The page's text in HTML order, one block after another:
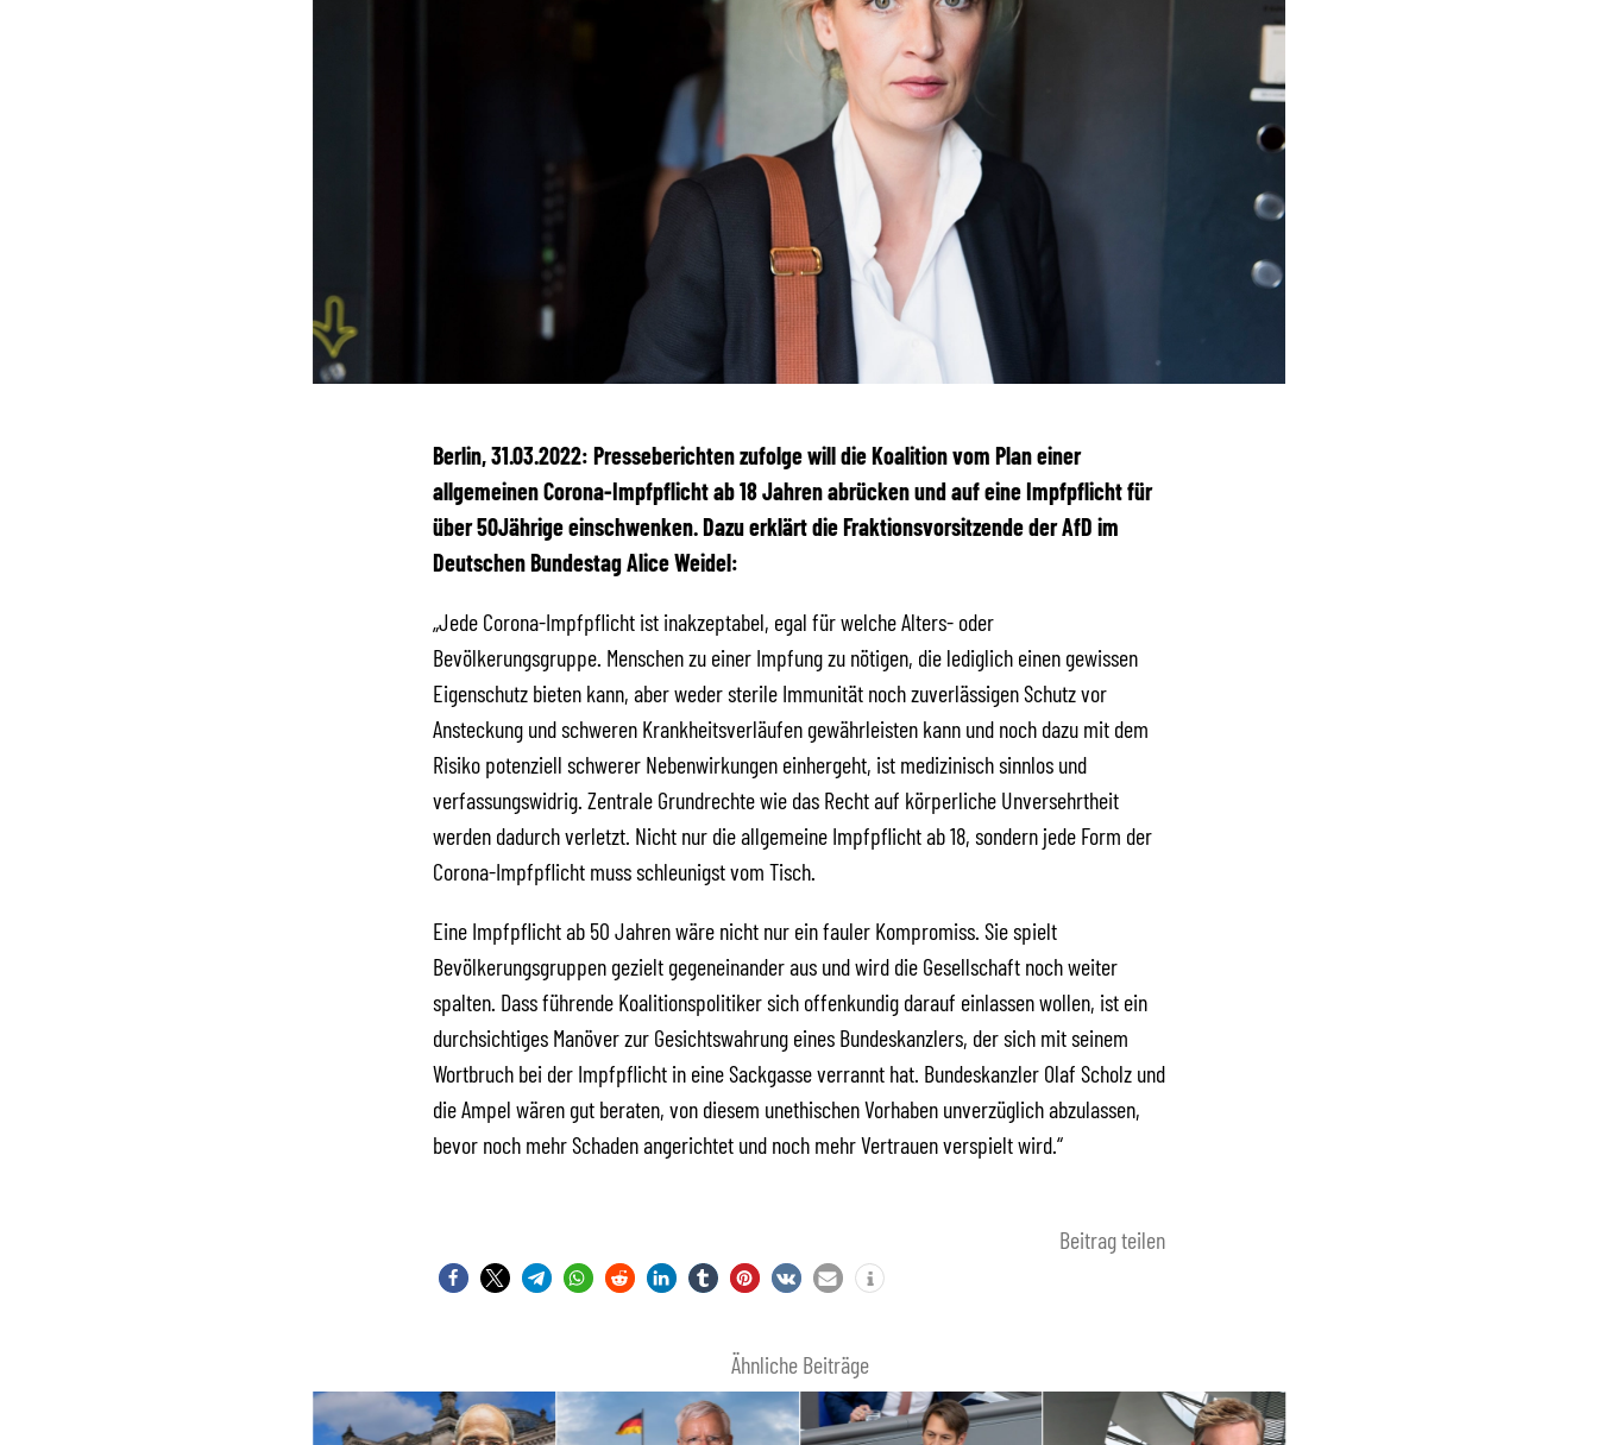
Berlin, 31.03.2022: Presseberichten zufolge will die Koalition vom Plan einer
allgemeinen Corona-Impfpflicht ab 18 Jahren abrücken und auf eine Impfpflicht für
über 50Jährige einschwenken. Dazu erklärt die Fraktionsvorsitzende der AfD im
Deutschen Bundestag Alice Weidel:
„Jede Corona-Impfpflicht ist inakzeptabel, egal für welche Alters- oder
Bevölkerungsgruppe. Menschen zu einer Impfung zu nötigen, die lediglich einen gewissen
Eigenschutz bieten kann, aber weder sterile Immunität noch zuverlässigen Schutz vor
Ansteckung und schweren Krankheitsverläufen gewährleisten kann und noch dazu mit dem
Risiko potenziell schwerer Nebenwirkungen einhergeht, ist medizinisch sinnlos und
verfassungswidrig. Zentrale Grundrechte wie das Recht auf körperliche Unversehrtheit
werden dadurch verletzt. Nicht nur die allgemeine Impfpflicht ab 18, sondern jede Form der
Corona-Impfpflicht muss schleunigst vom Tisch.
Eine Impfpflicht ab 50 Jahren wäre nicht nur ein fauler Kompromiss. Sie spielt
Bevölkerungsgruppen gezielt gegeneinander aus und wird die Gesellschaft noch weiter
spalten. Dass führende Koalitionspolitiker sich offenkundig darauf einlassen wollen, ist ein
durchsichtiges Manöver zur Gesichtswahrung eines Bundeskanzlers, der sich mit seinem
Wortbruch bei der Impfpflicht in eine Sackgasse verrannt hat. Bundeskanzler Olaf Scholz und
die Ampel wären gut beraten, von diesem unethischen Vorhaben unverzüglich abzulassen,
bevor noch mehr Schaden angerichtet und noch mehr Vertrauen verspielt wird.“
Beitrag teilen
Ähnliche Beiträge